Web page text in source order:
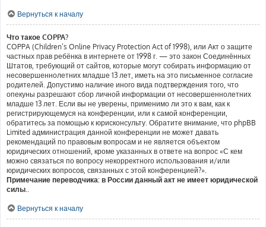
Вернуться к началу
Что такое COPPA?
COPPA (Children’s Online Privacy Protection Act of 1998), или Акт о защите
частных прав ребёнка в интернете от 1998 г. — это закон Соединённых
Штатов, требующий от сайтов, которые могут собирать информацию от
несовершеннолетних младше 13 лет, иметь на это письменное согласие
родителей. Допустимо наличие иного вида подтверждения того, что
опекуны разрешают сбор личной информации от несовершеннолетних
младше 13 лет. Если вы не уверены, применимо ли это к вам, как к
регистрирующемуся на конференции, или к самой конференции,
обратитесь за помощью к юрисконсульту. Обратите внимание, что phpBB
Limited администрация данной конференции не может давать
рекомендаций по правовым вопросам и не является объектом
юридических отношений, кроме указанных в ответе на вопрос «С кем
можно связаться по вопросу некорректного использования и/или
юридических вопросов, связанных с этой конференцией?».
Примечание переводчика: в России данный акт не имеет юридической
силы..
Вернуться к началу